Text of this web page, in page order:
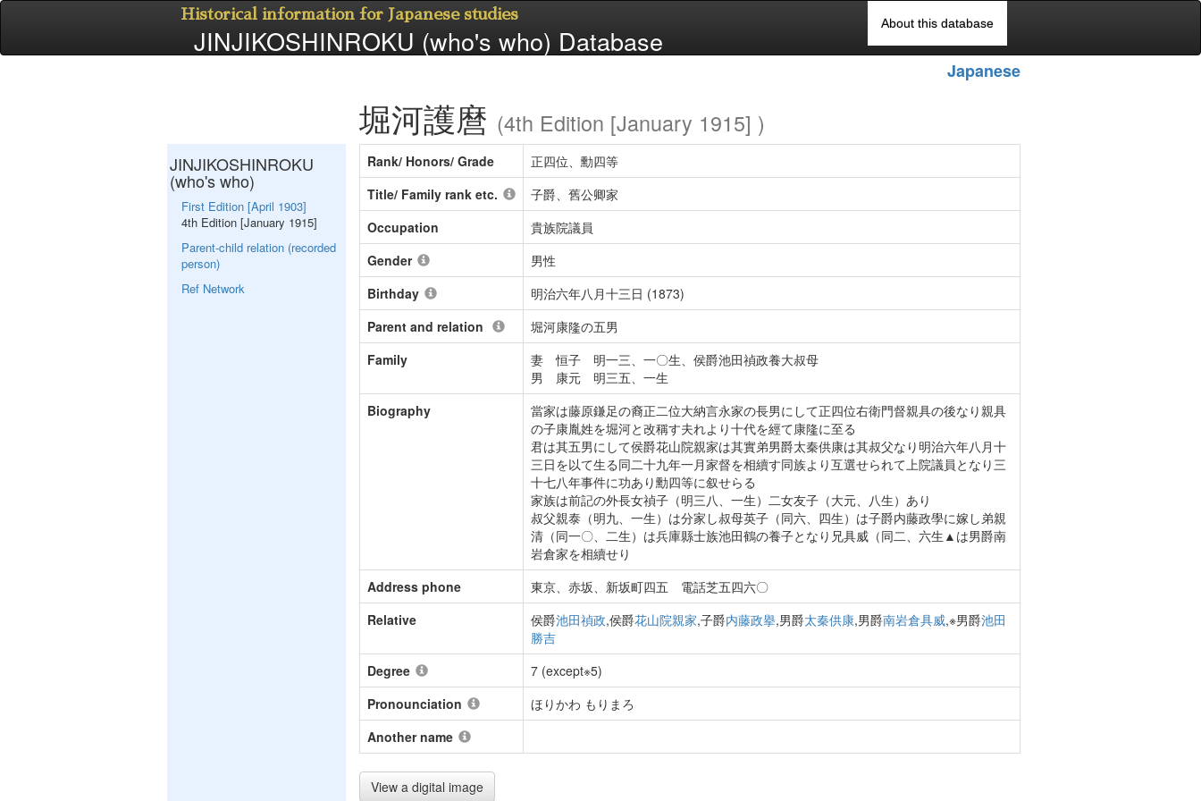
About this database
Historical information for Japanese studies
JINJIKOSHINROKU (who's who) Database
Japanese
堀河護麿 (4th Edition [January 1915] )
Rank/ Honors/ Grade
正四位、勳四等
Title/ Family rank etc.
子爵、舊公卿家
Occupation
貴族院議員
Gender
男性
Birthday
明治六年八月十三日 (1873)
Parent and relation
堀河康隆の五男
Family
妻 恒子 明一三、一〇生、侯爵池田禎政養大叔母
男 康元 明三五、一生
Biography
當家は藤原鎌足の裔正二位大納言永家の長男にして正四位右衛門督親具の後なり親具
の子康胤姓を堀河と改稱す夫れより十代を經て康隆に至る
君は其五男にして侯爵花山院親家は其實弟男爵太秦供康は其叔父なり明治六年八月十
三日を以て生る同二十九年一月家督を相續す同族より互選せられて上院議員となり三
十七八年事件に功あり勳四等に叙せらる
家族は前記の外長女禎子（明三八、一生）二女友子（大元、八生）あり
叔父親泰（明九、一生）は分家し叔母英子（同六、四生）は子爵内藤政學に嫁し弟親
清（同一〇、二生）は兵庫縣士族池田鶴の養子となり兄具威（同二、六生▲は男爵南
岩倉家を相續せり
Address phone
東京、赤坂、新坂町四五 電話芝五四六〇
Relative
侯爵池田禎政,侯爵花山院親家,子爵内藤政擧,男爵太秦供康,男爵南岩倉具威,※男爵池田
勝吉
Degree
7 (except※5)
Pronounciation
ほりかわ もりまろ
Another name
View a digital image
JINJIKOSHINROKU
(who's who)
First Edition [April 1903]
4th Edition [January 1915]
Parent-child relation (recorded
person)
Ref Network